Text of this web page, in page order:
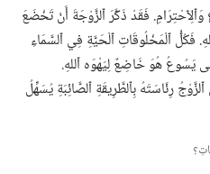
فَقَدْ ذَكَّرَ ٱلزَّوْجَةَ أَنْ تَخْضَعَ
فَكُلُّ ٱلْمَخْلُوقَاتِ ٱلْحَيَّةِ فِي ٱلسَّمَاءِ
هُوَ خَاضِعٌ لِيَهْوَه ٱللهِ.‏
رِئَاسَتَهُ بِٱلطَّرِيقَةِ ٱلصَّائِبَةِ يُسَهِّلُ